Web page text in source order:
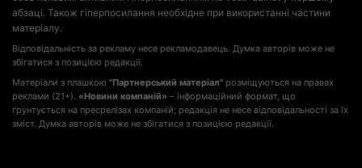
абзаці. Також гіперпосилання необхідне при використанні частини
матеріалу.
Відповідальність за рекламу несе рекламодавець. Думка авторів може не
збігатися з позицією редакції.
Матеріали з плашкою "Партнерський матеріал" розміщуються на правах
реклами (21+). «Новини компаній» – інформаційний формат, що
ґрунтується на пресрелізах компаній; редакція не несе відповідальності за їх
зміст. Думка авторів може не збігатися з позицією редакції.